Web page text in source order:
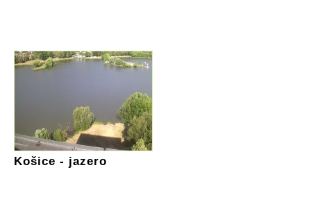
Košice - jazero